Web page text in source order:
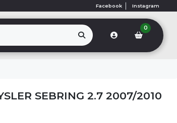
Facebook Instagram
0
SEBRING 2.7 2007/2010